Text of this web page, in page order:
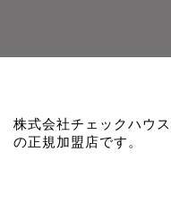
株式会社チェックハウ
の正規加盟店です。